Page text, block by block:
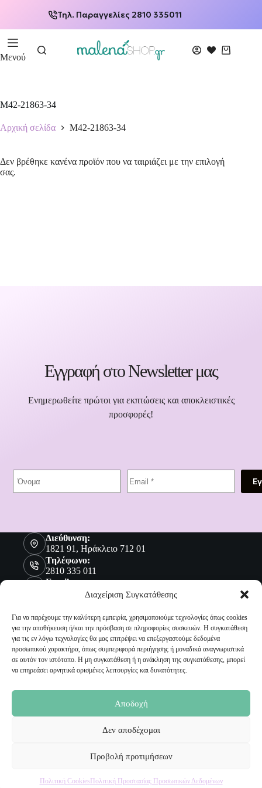
Διαχείριση Συγκατάθεσης
Για να παρέχουμε την καλύτερη εμπειρία, χρησιμοποιούμε τεχνολογίες όπως cookies
για την αποθήκευση ή/και την πρόσβαση σε πληροφορίες συσκευών. Η συγκατάθεση
για τις εν λόγω τεχνολογίες θα μας επιτρέψει να επεξεργαστούμε δεδομένα
προσωπικού χαρακτήρα, όπως συμπεριφορά περιήγησης ή μοναδικά αναγνωριστικά
σε αυτόν τον ιστότοπο. Η μη συγκατάθεση ή η ανάκληση της συγκατάθεσης, μπορεί
να επηρεάσει αρνητικά ορισμένες λειτουργίες και δυνατότητες.
Αποδοχή
Δεν αποδέχομαι
Προβολή προτιμήσεων
Πολιτική Cookies Πολιτική Προστασίας Προσωπικών Δεδομένων
Τηλ. Παραγγελίες 2810 335011
Μενού
M42-21863-34
Αρχική σελίδα M42-21863-34
Δεν βρέθηκε κανένα προϊόν που να ταιριάζει με την επιλογή
σας.
Εγγραφή στο Newsletter μας
Ενημερωθείτε πρώτοι για εκπτώσεις και αποκλειστικές
προσφορές!
Διεύθυνση:
1821 91, Ηράκλειο 712 01
Τηλέφωνο:
2810 335 011
Email:
sales@malenashop.gr
Πληροφορίες
Όροι Χρήσης
Πολιτική Προστασίας Προσωπικών Δεδομένων
Αποστολή Προϊόντων
Ο Λογαριασμός μου
Τα Αγαπημένα μου